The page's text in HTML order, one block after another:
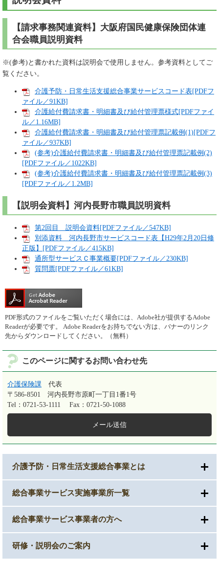
【請求事務関連資料】大阪府国民健康保険団体連
合会職員説明資料
※(参考)と書かれた資料は説明会で使用しません。参考資料としてご
覧ください。
介護予防・日常生活支援総合事業サービスコード表[PDFフ
ァイル／91KB]
介護給付費請求書・明細書及び給付管理票様式[PDFファイ
ル／1.16MB]
介護給付費請求書・明細書及び給付管理票記載例(1)[PDFフ
ァイル／937KB]
(参考)介護給付費請求書・明細書及び給付管理票記載例(2)
[PDFファイル／1022KB]
(参考)介護給付費請求書・明細書及び給付管理票記載例(3)
[PDFファイル／1.2MB]
【説明会資料】河内長野市職員説明資料
第2回目 説明会資料[PDFファイル／547KB]
別添資料 河内長野市サービスコード表【H29年2月20日修
正版】[PDFファイル／415KB]
通所型サービスＣ事業概要[PDFファイル／230KB]
質問票[PDFファイル／61KB]
PDF形式のファイルをご覧いただく場合には、Adobe社が提供するAdobe
Readerが必要です。
Adobe Readerをお持ちでない方は、バナーのリンク
先からダウンロードしてください。（無料）
このページに関するお問い合わせ先
介護保険課
代表
〒586-8501
河内長野市原町一丁目1番1号
Tel：0721-53-1111
Fax：0721-50-1088
メール送信
介護予防・日常生活支援総合事業とは
総合事業サービス実施事業所一覧
総合事業サービス事業者の方へ
研修・説明会のご案内